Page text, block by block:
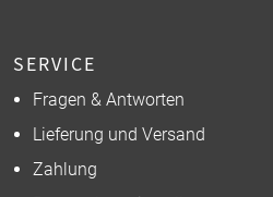
SERVICE
Fragen & Antworten
Lieferung und Versand
Zahlung